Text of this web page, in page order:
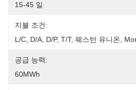
15-45 일
지불 조건:
L/C, D/A, D/P, T/T, 웨스턴 유니온,
공급 능력:
60MWh